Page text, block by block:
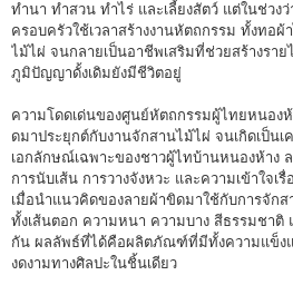
ทำนา ทำสวน ทำไร่ และเลี้ยงสัตว์ แต่ในช่วง
ครอบครัวใช้เวลาสร้างงานหัตถกรรม ทั้งทอ
ไม้ไผ่ จนกลายเป็นอาชีพเสริมที่ช่วยสร้างราย
ภูมิปัญญาดั้งเดิมยังมีชีวิตอยู่
ความโดดเด่นของศูนย์หัตถกรรมผู้ไทยหนอง
ดมาประยุกต์กับงานจักสานไม้ไผ่ จนเกิดเป็น
เอกลักษณ์เฉพาะของชาวผู้ไทบ้านหนองห้าง
การนับเส้น การวางจังหวะ และความเข้าใจเรื่
เมื่อนำแนวคิดของลายผ้าขิดมาใช้กับการจัก
ทั้งเส้นตอก ความหนา ความบาง สีธรรมชาติ
กัน ผลลัพธ์ที่ได้คือผลิตภัณฑ์ที่มีทั้งความแข็ง
งดงามทางศิลปะในชิ้นเดียว